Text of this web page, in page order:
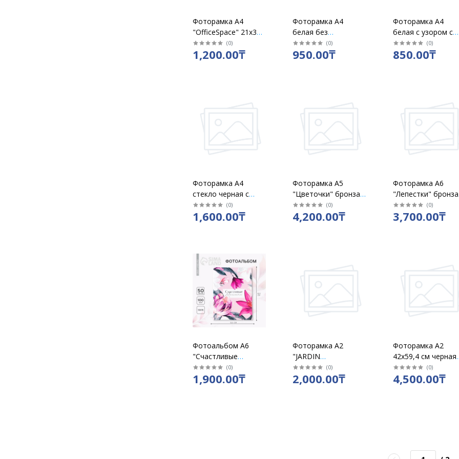
Фоторамка А4
"OfficeSpace" 21х30
см, пластиковая,
синяя, без
(0)
1,200.00₸
Фоторамка А4
белая без
подставки
(0)
950.00₸
Фоторамка А4
белая с узором с
подставкой
(0)
850.00₸
Фоторамка А4
стекло черная с
подставкой МДФ в
кор 48шт
(0)
1,600.00₸
Фоторамка А5
"Цветочки" бронза
(5х7)
(0)
4,200.00₸
Фоторамка А6
"Лепестки" бронза
(4х6)
(0)
3,700.00₸
Фотоальбом А6
"Счастливые
моменты" на 100
фото с холдерами
(0)
1,900.00₸
Фоторамка А2
"JARDIN
BOTANIQUE" 40х50
см коричневая
(0)
2,000.00₸
Фоторамка А2
42х59,4 см черная
МДФ в кор 6 шт
(0)
4,500.00₸